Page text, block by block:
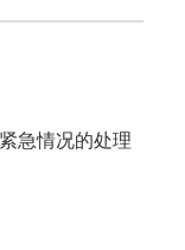
急情况的处理